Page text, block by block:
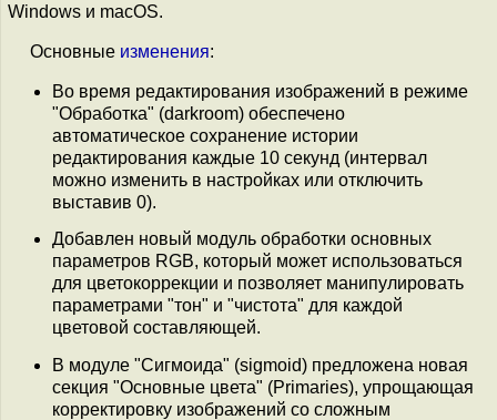
Windows и macOS.
Основные изменения:
Во время редактирования изображений в режиме
"Обработка" (darkroom) обеспечено
автоматическое сохранение истории
редактирования каждые 10 секунд (интервал
можно изменить в настройках или отключить
выставив 0).
Добавлен новый модуль обработки основных
параметров RGB, который может использоваться
для цветокоррекции и позволяет манипулировать
параметрами "тон" и "чистота" для каждой
цветовой составляющей.
В модуле "Сигмоида" (sigmoid) предложена новая
секция "Основные цвета" (Primaries), упрощающая
корректировку изображений со сложным